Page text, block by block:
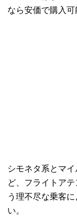
なら安価で購入可
シモネタ系とマ
ど、フライトア
う理不尽な乗客
い。